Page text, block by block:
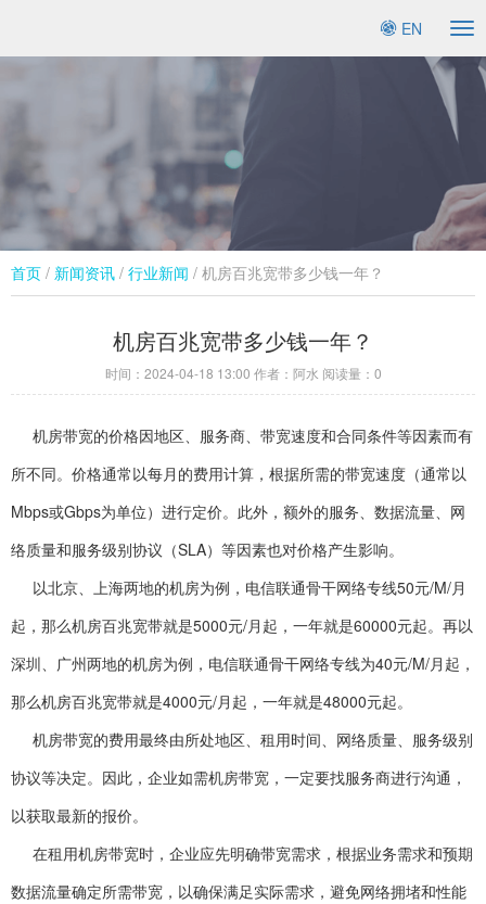
EN
首页 / 新闻资讯 / 行业新闻​ / 机房百兆宽带多少钱一年？
机房百兆宽带多少钱一年？
时间： 2024-04-18 13:00 作者：阿水 阅读量： 0
机房带宽的价格因地区、服务商、带宽速度和合同条件等因素而有
所不同。价格通常以每月的费用计算，根据所需的带宽速度（通常以
Mbps或Gbps为单位）进行定价。此外，额外的服务、数据流量、网
络质量和服务级别协议（SLA）等因素也对价格产生影响。
以北京、上海两地的机房为例，电信联通骨干网络专线50元/M/月
起，那么机房百兆宽带就是5000元/月起，一年就是60000元起。再以
深圳、广州两地的机房为例，电信联通骨干网络专线为40元/M/月起，
那么机房百兆宽带就是4000元/月起，一年就是48000元起。
机房带宽的费用最终由所处地区、租用时间、网络质量、服务级别
协议等决定。因此，企业如需机房带宽，一定要找服务商进行沟通，
以获取最新的报价。
在租用机房带宽时，企业应先明确带宽需求，根据业务需求和预期
数据流量确定所需带宽，以确保满足实际需求，避免网络拥堵和性能